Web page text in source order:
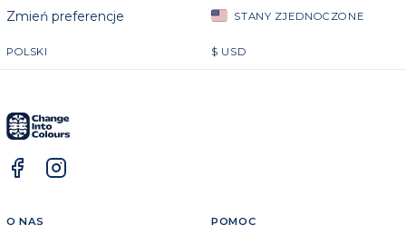
Zmień preferencje STANY ZJEDNOCZONE
POLSKI $ USD
O NAS POMOC